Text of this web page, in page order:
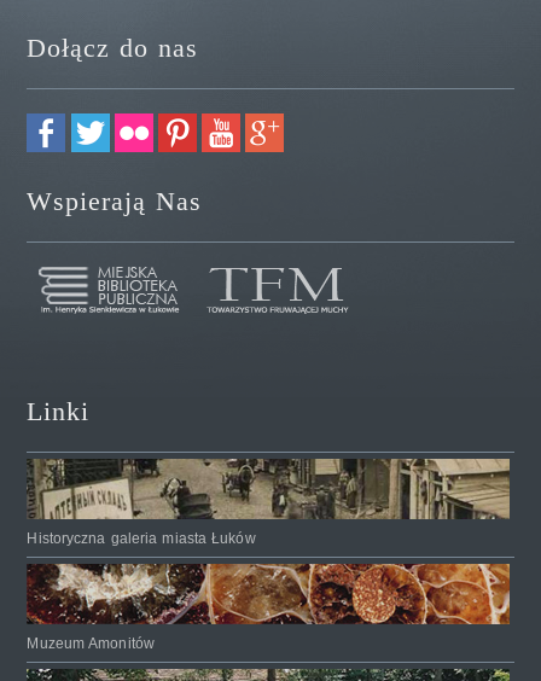
Dołącz do nas
Wspierają Nas
Linki
Historyczna galeria miasta Łuków
Muzeum Amonitów